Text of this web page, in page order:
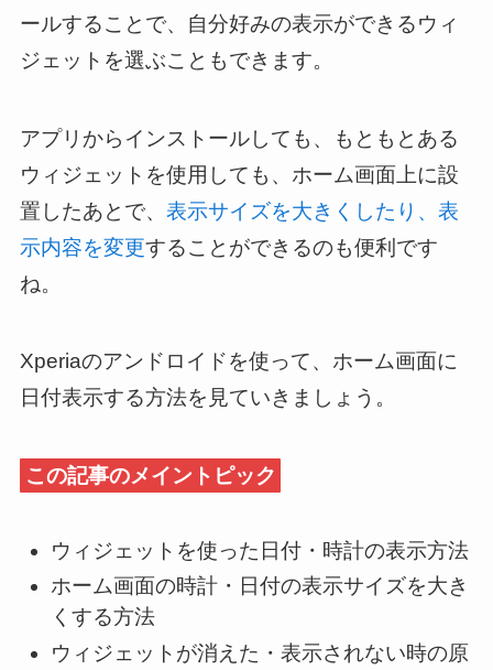
ールすることで、自分好みの表示ができるウィ
ジェットを選ぶこともできます。
アプリからインストールしても、もともとある
ウィジェットを使用しても、ホーム画面上に設
置したあとで、 表示サイズを大きくしたり、表
示内容を変更することができるのも便利です
ね。
Xperiaのアンドロイドを使って、ホーム画面に
日付表示する方法を見ていきましょう。
この記事のメイントピック
ウィジェットを使った日付・時計の表示方法
ホーム画面の時計・日付の表示サイズを大き
くする方法
ウィジェットが消えた・表示されない時の原